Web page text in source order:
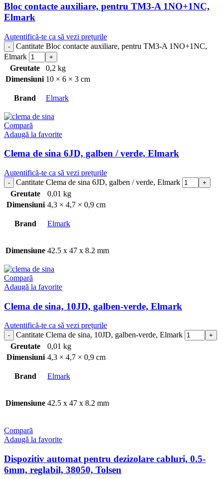
Bloc contacte auxiliare, pentru TM3-A 1NO+1NC,
Elmark
Autentifică-te ca să vezi prețurile
Cantitate Bloc contacte auxiliare, pentru TM3-A 1NO+1NC,
Elmark
Greutate
0,2 kg
Dimensiuni 10 × 6 × 3 cm
Brand Elmark
Compară
Adaugă la favorite
Clema de sina 6JD, galben / verde, Elmark
Autentifică-te ca să vezi prețurile
Cantitate Clema de sina 6JD, galben / verde, Elmark
Greutate
0,01 kg
Dimensiuni 4,3 × 4,7 × 0,9 cm
Brand Elmark
Dimensiune 42.5 x 47 x 8.2 mm
Compară
Adaugă la favorite
Clema de sina, 10JD, galben-verde, Elmark
Autentifică-te ca să vezi prețurile
Cantitate Clema de sina, 10JD, galben-verde, Elmark
Greutate
0,01 kg
Dimensiuni 4,3 × 4,7 × 0,9 cm
Brand Elmark
Dimensiune 42.5 x 47 x 8.2 mm
Compară
Adaugă la favorite
Dispozitiv automat pentru dezizolare cabluri, 0.5-
6mm, reglabil, 38050, Tolsen